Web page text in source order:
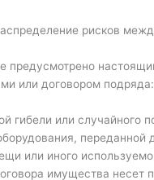
рисков
предусмотрено
или договором подряда:
гибели или случайного
переданной
или иного
имущества несет